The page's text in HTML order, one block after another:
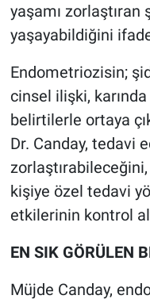
yaşamı zorlaştıran
yaşayabildiğini
Endometriozisin;
cinsel ilişki,
belirtilerle ortaya
Dr. Canday, tedavi
kişiye özel tedavi
etkilerinin kontrol
EN SIK GÖRÜLEN
Müjde Canday,